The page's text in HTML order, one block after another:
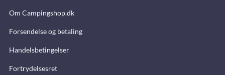
Om Campingshop.dk
Forsendelse og betaling
Handelsbetingelser
Fortrydelsesret